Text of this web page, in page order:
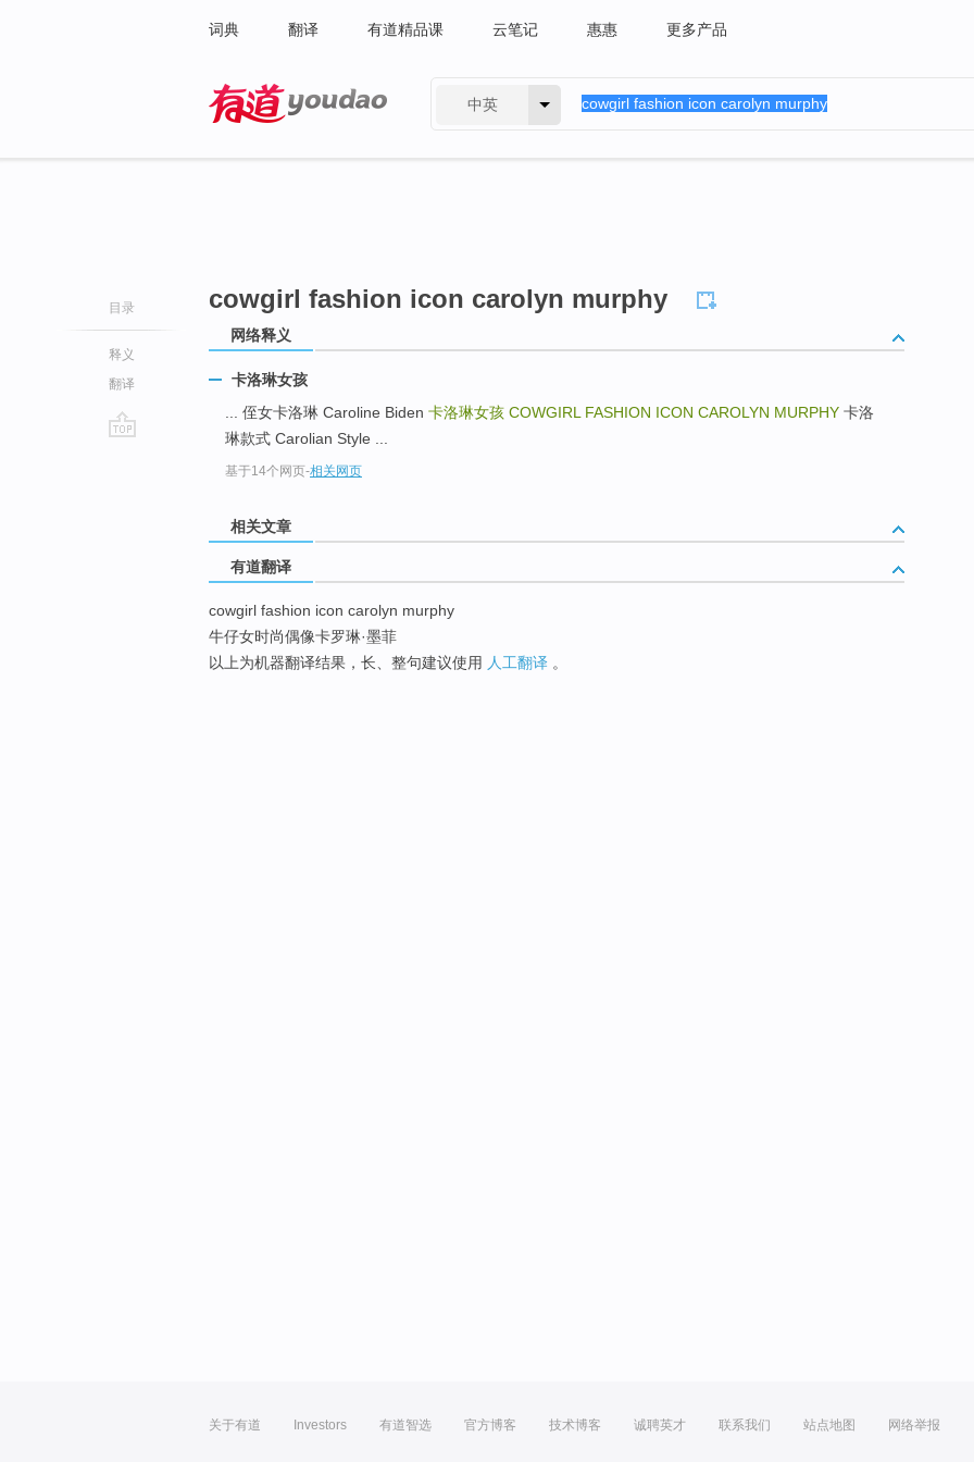
词典 翻译 有道精品课 云笔记 惠惠 更多产品
中英
目录
释义
翻译
cowgirl fashion icon carolyn murphy
网络释义
卡洛琳女孩
... 侄女卡洛琳 Caroline Biden 卡洛琳女孩 COWGIRL FASHION ICON CAROLYN MURPHY 卡洛
琳款式 Carolian Style ...
基于14个网页-相关网页
相关文章
有道翻译
cowgirl fashion icon carolyn murphy
牛仔女时尚偶像卡罗琳·墨菲
以上为机器翻译结果，长、整句建议使用 人工翻译 。
关于有道 Investors 有道智选 官方博客 技术博客 诚聘英才 联系我们 站点地图 网络举报